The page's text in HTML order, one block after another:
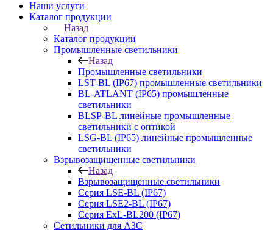
Наши услуги
Каталог продукции
Назад
Каталог продукции
Промышленные светильники
Назад
Промышленные светильники
LST-BL (IP67) промышленные светильники
BL-ATLANT (IP65) промышленные
светильники
BLSP-BL линейные промышленные
светильники с оптикой
LSG-BL (IP65) линейные промышленные
светильники
Взрывозащищенные светильники
Назад
Взрывозащищенные светильники
Серия LSE-BL (IP67)
Серия LSE2-BL (IP67)
Серия ExL-BL200 (IP67)
Сетильники для АЗС